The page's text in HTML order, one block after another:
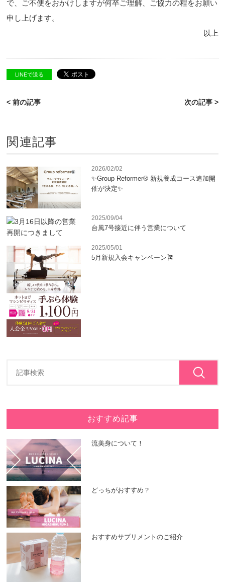
で、ご不便をおかけしますが何卒ご理解、ご協力の程をお願い
申し上げます。
以上
LINEで送る
< 前の記事 次の記事 >
関連記事
2026/02/02
✨Group Reformer® 新規養成コース追加開
催が決定✨
2025/09/04
台風7号接近に伴う営業について
2025/05/01
5月新規入会キャンペーン🎏
おすすめ記事
流美身について！
どっちがおすすめ？
おすすめサプリメントのご紹介